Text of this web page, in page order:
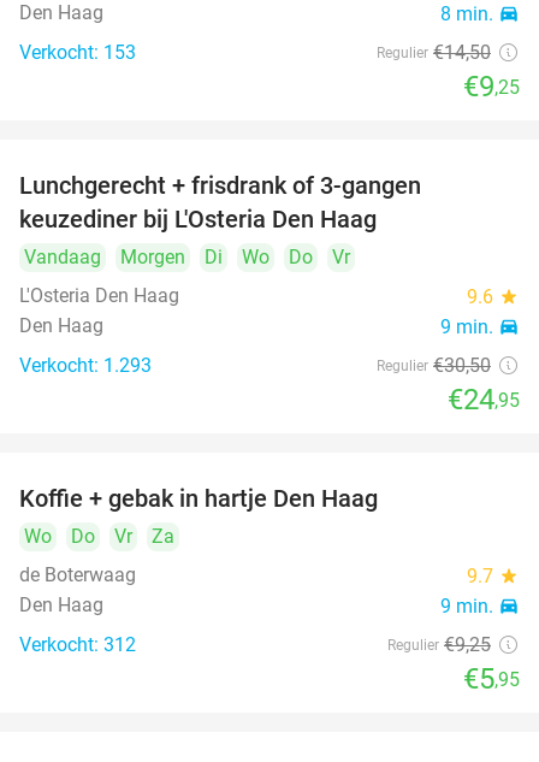
Den Haag 8 min. directions_car
Verkocht: 153 Regulier €14,50
€9,25
Lunchgerecht + frisdrank of 3-gangen
keuzediner bij L'Osteria Den Haag
Vandaag Morgen Di Wo Do
Vr
L'Osteria Den Haag
9.6 star
Den Haag 9 min. directions_car
Verkocht: 1.293 Regulier €30,50
€24,95
Koffie + gebak in hartje Den Haag
Wo Do Vr
Za
de Boterwaag
9.7 star
Den Haag 9 min. directions_car
Verkocht: 312 Regulier €9,25
€5,95